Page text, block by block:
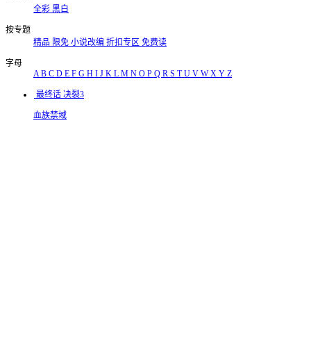
全彩 黑白
按专题
精品 限免 小说改编 折扣专区 免费读
字母
AB C D E F G H I J K L M N O P Q R S TU V WX Y Z
最终话 决裂3
血族禁域